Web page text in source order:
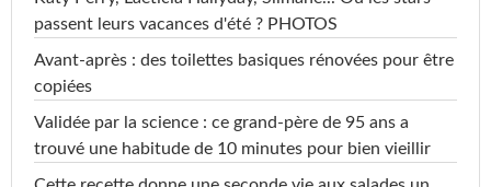
passent leurs vacances d'été ? PHOTOS
Avant-après : des toilettes basiques rénovées pour être
copiées
Validée par la science : ce grand-père de 95 ans a
trouvé une habitude de 10 minutes pour bien vieillir